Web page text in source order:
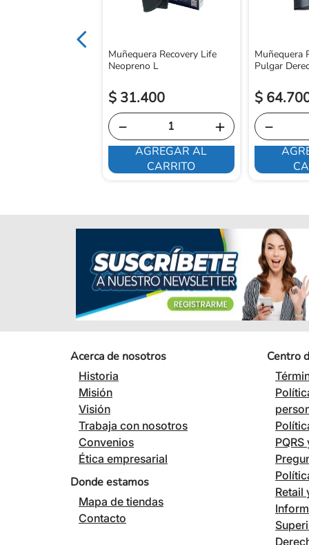
Muñequera Recovery Life
Neopreno L
$ 31.400
＋
－
AGREGAR AL
CARRITO
Muñequera
Pulgar
$ 64.
－
Acerca de nosotros
Historia
Misión
Visión
Trabaja con nosotros
Convenios
Ética empresarial
Donde estamos
Mapa de tiendas
Contacto
Centro
Retail